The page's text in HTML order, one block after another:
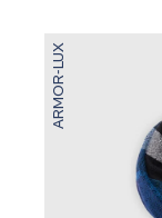
ARMOR-LUX